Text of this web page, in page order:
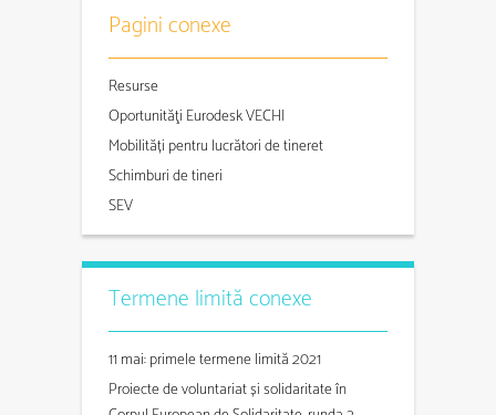
Pagini conexe
Resurse
Oportunităţi Eurodesk VECHI
Mobilități pentru lucrători de tineret
Schimburi de tineri
SEV
Termene limită conexe
11 mai: primele termene limită 2021
Proiecte de voluntariat și solidaritate în